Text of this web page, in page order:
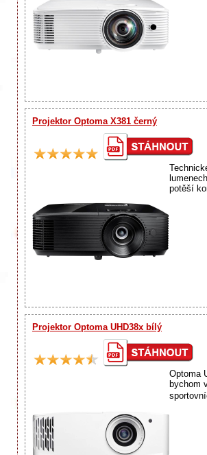
Projektor Optoma X381 černý
potěší
Projektor Optoma UHD38x bílý
Optoma
bychom